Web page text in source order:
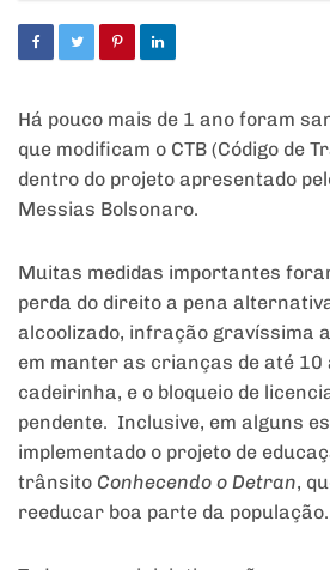
Há pouco mais de 1 ano foram
que modificam o CTB (Código de
dentro do projeto apresentado
Messias Bolsonaro.
Muitas medidas importantes
perda do direito a pena
alcoolizado, infração gravíssima
em manter as crianças de até 10
cadeirinha, e o bloqueio de
pendente. Inclusive, em alguns
implementado o projeto de
trânsito Conhecendo o Detran,
reeducar boa parte da população.